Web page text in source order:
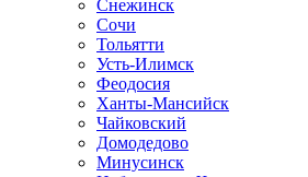
Снежинск
Сочи
Тольятти
Усть-Илимск
Феодосия
Ханты-Мансийск
Чайковский
Домодедово
Минусинск